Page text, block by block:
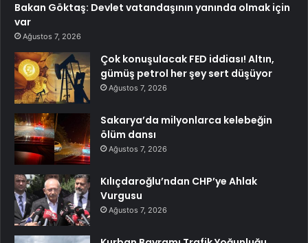
Bakan Göktaş: Devlet vatandaşının yanında olmak için
var
Ağustos 7, 2026
Çok konuşulacak FED iddiası! Altın,
gümüş petrol her şey sert düşüyor
Ağustos 7, 2026
Sakarya’da milyonlarca kelebeğin
ölüm dansı
Ağustos 7, 2026
Kılıçdaroğlu’ndan CHP’ye Ahlak
Vurgusu
Ağustos 7, 2026